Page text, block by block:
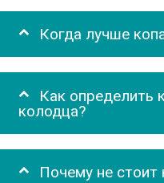
Когда лучше
Как определить
колодца?
Почему не стоит